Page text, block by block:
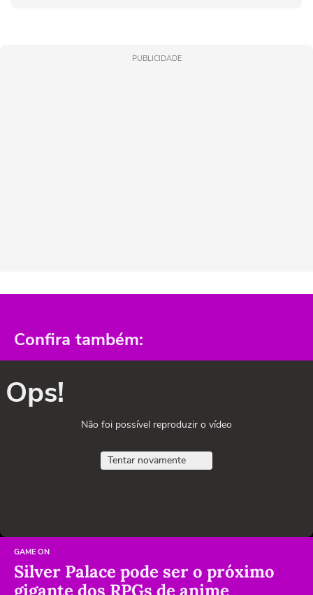
PUBLICIDADE
Confira também:
Ops!
Não foi possível reproduzir o vídeo
Tentar novamente
GAME ON
Silver Palace pode ser o próximo
gigante dos RPGs de anime